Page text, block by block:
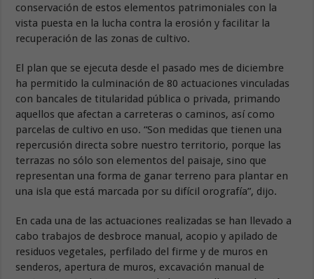
conservación de estos elementos patrimoniales con la
vista puesta en la lucha contra la erosión y facilitar la
recuperación de las zonas de cultivo.
El plan que se ejecuta desde el pasado mes de diciembre
ha permitido la culminación de 80 actuaciones vinculadas
con bancales de titularidad pública o privada, primando
aquellos que afectan a carreteras o caminos, así como
parcelas de cultivo en uso. “Son medidas que tienen una
repercusión directa sobre nuestro territorio, porque las
terrazas no sólo son elementos del paisaje, sino que
representan una forma de ganar terreno para plantar en
una isla que está marcada por su difícil orografía”, dijo.
En cada una de las actuaciones realizadas se han llevado a
cabo trabajos de desbroce manual, acopio y apilado de
residuos vegetales, perfilado del firme y de muros en
senderos, apertura de muros, excavación manual de